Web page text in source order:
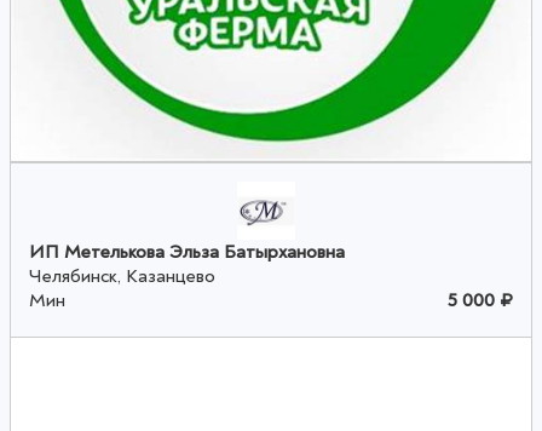
ИП Метелькова Эльза Батырхановна
Челябинск, Казанцево
Мин
5 000 ₽